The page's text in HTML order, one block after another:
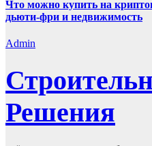
Что можно купить на
дьюти-фри и недвижимость
Admin
Решения